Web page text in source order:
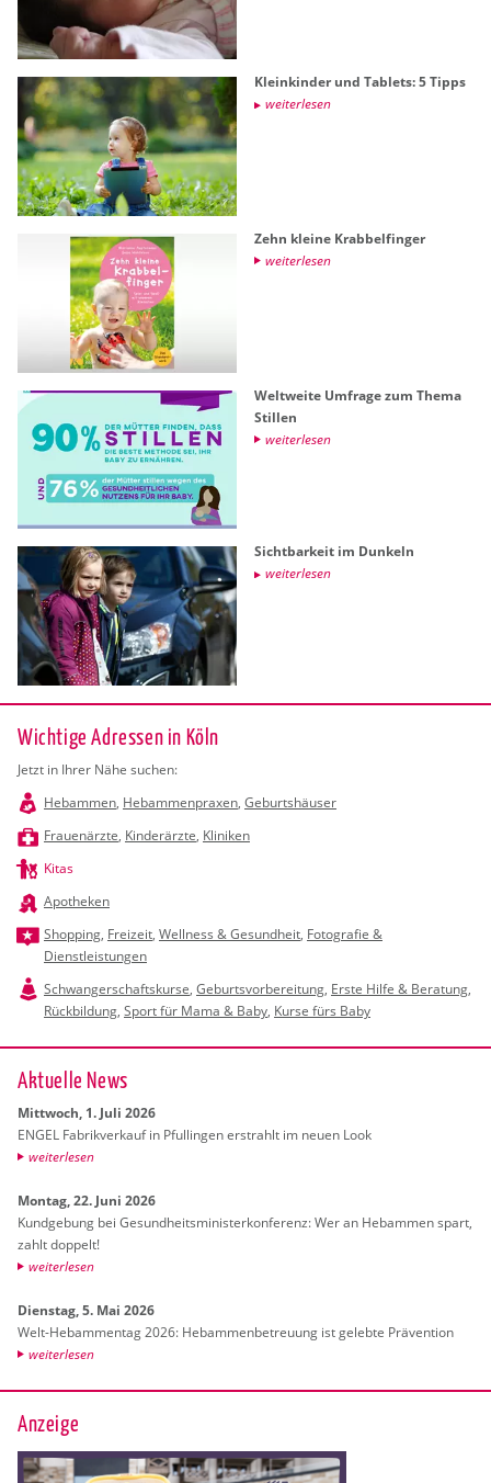
Klein­kin­der und Ta­blets: 5 Tipps
wei­ter­le­sen
Zehn klei­ne Krab­bel­fin­ger
wei­ter­le­sen
Welt­wei­te Um­fra­ge zum Thema
Stil­len
wei­ter­le­sen
Sicht­bar­keit im Dun­keln
wei­ter­le­sen
Wichtige Adressen in Köln
Jetzt in Ihrer Nähe suchen:
Hebammen, Hebammenpraxen, Geburtshäuser
Frauenärzte, Kinderärzte, Kliniken
Kitas
Apotheken
Shopping, Freizeit, Wellness & Gesundheit, Fotografie &
Dienstleistungen
Schwangerschaftskurse, Geburtsvorbereitung, Erste Hilfe & Beratung,
Rückbildung, Sport für Mama & Baby, Kurse fürs Baby
Ak­tu­el­le News
Mitt­woch, 1. Juli 2026
ENGEL Fa­brik­ver­kauf in Pful­lin­gen er­strahlt im neuen Look
wei­ter­le­sen
Mon­tag, 22. Juni 2026
Kund­ge­bung bei Ge­sund­heits­mi­nis­ter­kon­fe­renz: Wer an Heb­am­men spart,
zahlt dop­pelt!
wei­ter­le­sen
Diens­tag, 5. Mai 2026
Welt-Heb­am­men­tag 2026: Heb­am­men­be­treu­ung ist ge­leb­te Prä­ven­ti­on
wei­ter­le­sen
Anzeige